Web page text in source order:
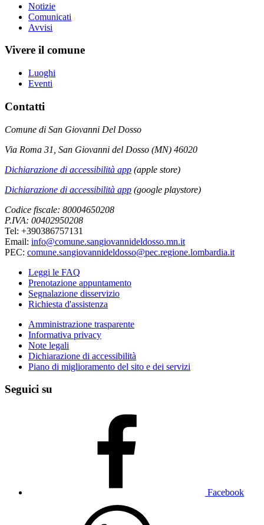
Notizie
Comunicati
Avvisi
Vivere il comune
Luoghi
Eventi
Contatti
Comune di San Giovanni Del Dosso
Via Roma 31, San Giovanni del Dosso (MN) 46020
Dichiarazione di accessibilità app (apple store)
Dichiarazione di accessibilità app (google playstore)
Codice fiscale: 80004650208
P.IVA: 00402950208
Tel: +390386757131
Email: info@comune.sangiovannideldosso.mn.it
PEC: comune.sangiovannideldosso@pec.regione.lombardia.it
Leggi le FAQ
Prenotazione appuntamento
Segnalazione disservizio
Richiesta d'assistenza
Amministrazione trasparente
Informativa privacy
Note legali
Dichiarazione di accessibilità
Piano di miglioramento del sito e dei servizi
Seguici su
Facebook